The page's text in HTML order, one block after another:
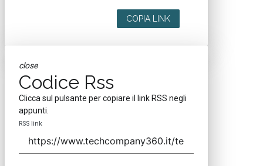
COPIA LINK
close
Codice Rss
Clicca sul pulsante per copiare il link RSS negli
appunti.
RSS link